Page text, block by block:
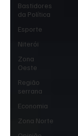
Bastidores
da Política
Esporte
Niterói
Zona
Oeste
Região
serrana
Economia
Zona Norte